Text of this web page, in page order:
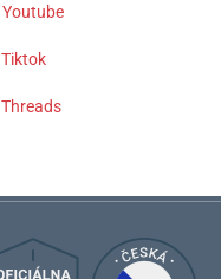
Youtube
Tiktok
Threads